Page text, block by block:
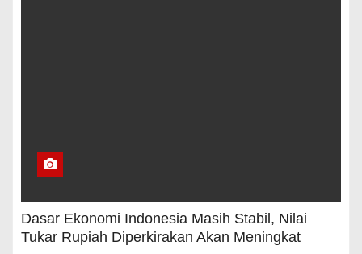
Dasar Ekonomi Indonesia Masih Stabil, Nilai
Tukar Rupiah Diperkirakan Akan Meningkat